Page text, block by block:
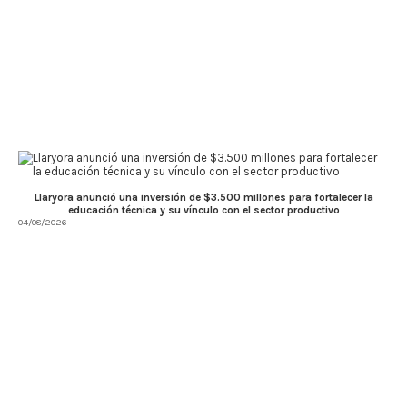
Llaryora anunció una inversión de $3.500 millones para fortalecer la
educación técnica y su vínculo con el sector productivo
04/08/2026